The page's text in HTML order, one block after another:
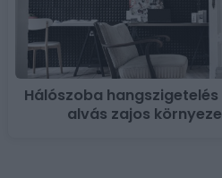
Hálószoba
alvás zajos